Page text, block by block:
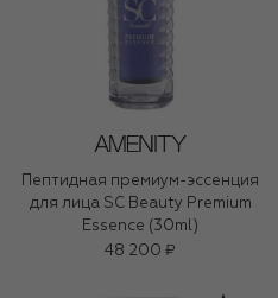
Пептидная премиум-эссенция
для лица SC Beauty Premium
Essence (30ml)
48 200 ₽